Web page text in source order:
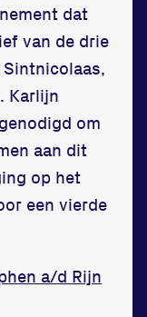
dat
van de drie
Karlijn
om
aan dit
op het
een vierde
a/d Rijn